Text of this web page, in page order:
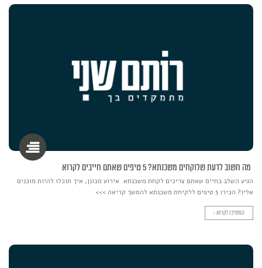
מה חשוב לדעת שלוקחים משכנתא? 5 טיפים שאתם חייבים לקרוא
הגיע השלב בחיים שאתם צריכים לקחת משכנתא. אירוע מכונן, איך תוכלו להיות מוכנים
אליו? הכירו 5 טיפים ללקיחת משכנתא להמשך קריאה >>>
המשיכו לקרוא >